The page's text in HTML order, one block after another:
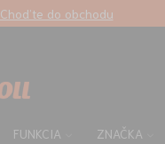
Choďte do obchodu
FUNKCIA ZNAČKA